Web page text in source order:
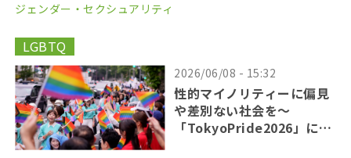
ジェンダー・セクシュアリティ
LGBTQ
2026/06/08 - 15:32
性的マイノリティーに偏見
や差別ない社会を〜
「TokyoPride2026」に２